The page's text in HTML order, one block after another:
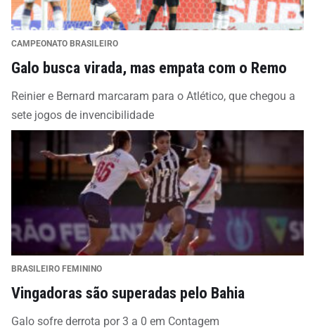
CAMPEONATO BRASILEIRO
Galo busca virada, mas empata com o Remo
Reinier e Bernard marcaram para o Atlético, que chegou a
sete jogos de invencibilidade
BRASILEIRO FEMININO
Vingadoras são superadas pelo Bahia
Galo sofre derrota por 3 a 0 em Contagem